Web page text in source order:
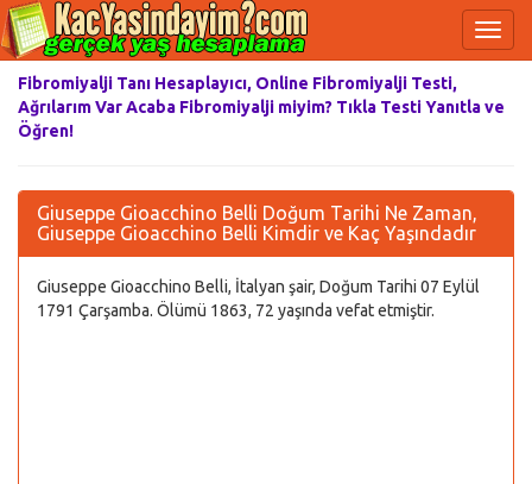
Fibromiyalji Tanı Hesaplayıcı, Online Fibromiyalji Testi,
Ağrılarım Var Acaba Fibromiyalji miyim? Tıkla Testi Yanıtla ve
Öğren!
Giuseppe Gioacchino Belli Doğum Tarihi Ne Zaman,
Giuseppe Gioacchino Belli Kimdir ve Kaç Yaşındadır
Giuseppe Gioacchino Belli, İtalyan şair, Doğum Tarihi 07 Eylül
1791 Çarşamba. Ölümü 1863, 72 yaşında vefat etmiştir.